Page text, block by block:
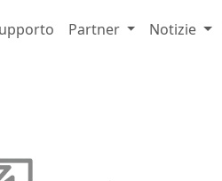
Partner Notizie